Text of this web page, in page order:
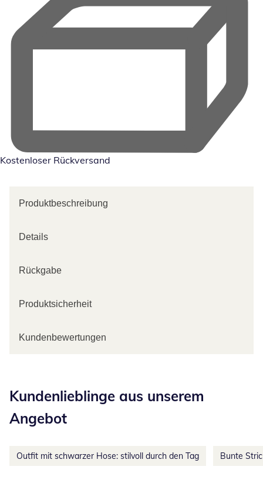
Kostenloser Rückversand
Produktbeschreibung
Details
Rückgabe
Produktsicherheit
Kundenbewertungen
Kundenlieblinge aus unserem
Angebot
Outfit mit schwarzer Hose: stilvoll durch den Tag Bunte